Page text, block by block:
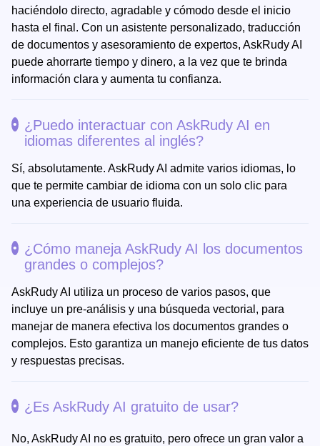
haciéndolo directo, agradable y cómodo desde el inicio
hasta el final. Con un asistente personalizado, traducción
de documentos y asesoramiento de expertos, AskRudy AI
puede ahorrarte tiempo y dinero, a la vez que te brinda
información clara y aumenta tu confianza.
¿Puedo interactuar con AskRudy AI en
idiomas diferentes al inglés?
Sí, absolutamente. AskRudy AI admite varios idiomas, lo
que te permite cambiar de idioma con un solo clic para
una experiencia de usuario fluida.
¿Cómo maneja AskRudy AI los documentos
grandes o complejos?
AskRudy AI utiliza un proceso de varios pasos, que
incluye un pre-análisis y una búsqueda vectorial, para
manejar de manera efectiva los documentos grandes o
complejos. Esto garantiza un manejo eficiente de tus datos
y respuestas precisas.
¿Es AskRudy AI gratuito de usar?
No, AskRudy AI no es gratuito, pero ofrece un gran valor a